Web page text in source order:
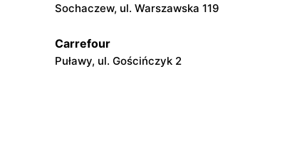
Sochaczew, ul. Warszawska 119
Carrefour
Puławy, ul. Gościńczyk 2